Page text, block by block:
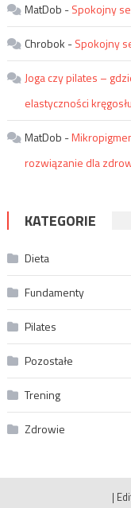
MatDob -Spokojny
Chrobok -Spokojny
Joga czy pilates –
elastyczności
MatDob -
rozwiązanie dla
KATEGORIE
Dieta
Fundamenty
Pilates
Pozostałe
Trening
Zdrowie
|